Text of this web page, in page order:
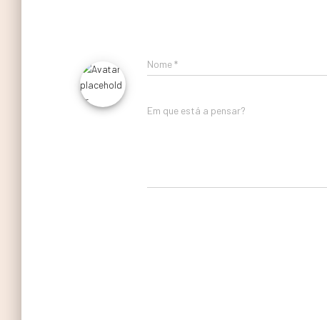
Nome*
Em que está a pensar?